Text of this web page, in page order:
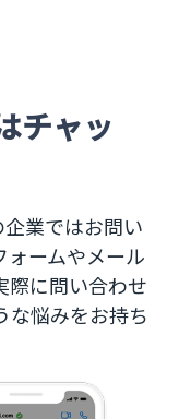
ニケーション
カスタマーコ
チャッ
業ではお問い
ームやメール
際に問い合わせ
な悩みをお持ち